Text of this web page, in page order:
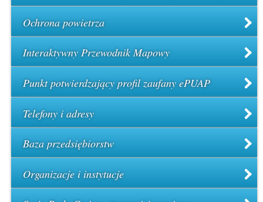
Ochrona powietrza
Interaktywny Przewodnik Mapowy
Punkt potwierdzający profil zaufany ePUAP
Telefony i adresy
Baza przedsiębiorstw
Organizacje i instytucje